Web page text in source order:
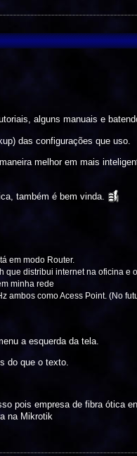
alguns manuais e
das configurações que uso.
melhor em mais
também é bem vinda.
em modo Router.
distribui internet na oficina e
minha rede
ambos como Acess Point. (No
a esquerda da tela.
do que o texto.
pois empresa de fibra
na Mikrotik